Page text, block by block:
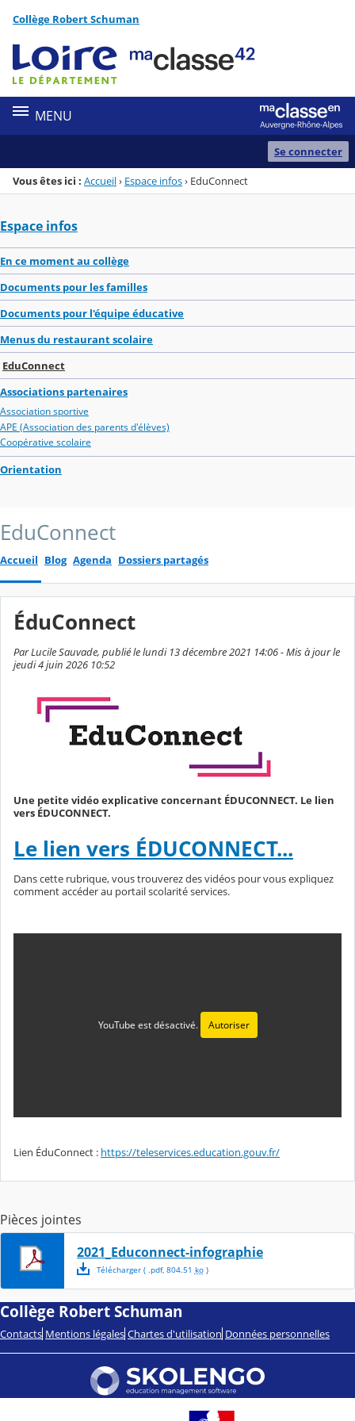
Menu de la rubrique
Contenu
Collège Robert Schuman
MENU
Se connecter
Vous êtes ici : Accueil› Espace infos› EduConnect
Espace infos
En ce moment au collège
Documents pour les familles
Documents pour l'équipe éducative
Menus du restaurant scolaire
EduConnect
Associations partenaires
Association sportive
APE (Association des parents d'élèves)
Coopérative scolaire
Orientation
EduConnect
Accueil Blog Agenda Dossiers partagés
ÉduConnect
Par Lucile Sauvade, publié le lundi 13 décembre 2021 14:06 - Mis à jour le
jeudi 4 juin 2026 10:52
Une petite vidéo explicative concernant ÉDUCONNECT. Le lien
vers ÉDUCONNECT.
Le lien vers ÉDUCONNECT...
Dans cette rubrique, vous trouverez des vidéos pour vous expliquez
comment accéder au portail scolarité services.
YouTube est désactivé. Autoriser
Lien ÉduConnect : https://teleservices.education.gouv.fr/
Pièces jointes
2021_Educonnect-infographie
Télécharger( .pdf, 804.51 ko)
Collège Robert Schuman
Contacts Mentions légales Chartes d'utilisation Données personnelles